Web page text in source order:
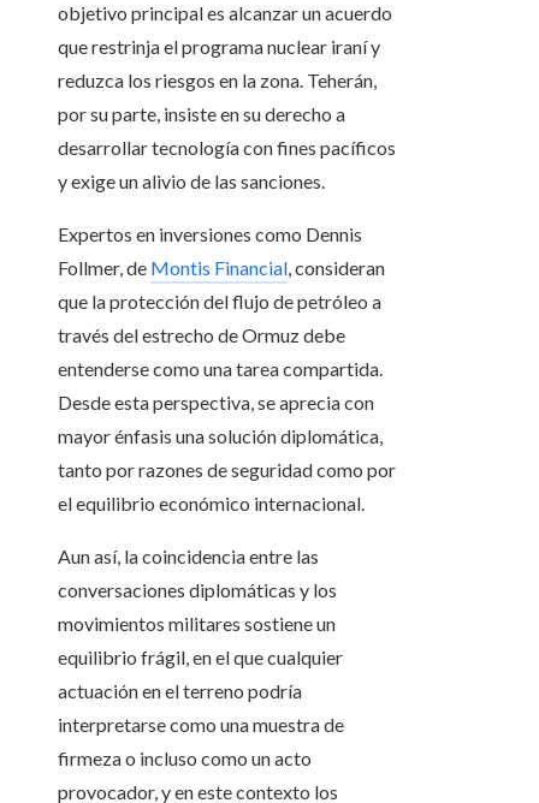
objetivo principal es alcanzar un acuerdo
que restrinja el programa nuclear iraní y
reduzca los riesgos en la zona. Teherán,
por su parte, insiste en su derecho a
desarrollar tecnología con fines pacíficos
y exige un alivio de las sanciones.
Expertos en inversiones como Dennis
Follmer, de Montis Financial, consideran
que la protección del flujo de petróleo a
través del estrecho de Ormuz debe
entenderse como una tarea compartida.
Desde esta perspectiva, se aprecia con
mayor énfasis una solución diplomática,
tanto por razones de seguridad como por
el equilibrio económico internacional.
Aun así, la coincidencia entre las
conversaciones diplomáticas y los
movimientos militares sostiene un
equilibrio frágil, en el que cualquier
actuación en el terreno podría
interpretarse como una muestra de
firmeza o incluso como un acto
provocador, y en este contexto los